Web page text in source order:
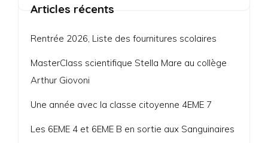
Articles récents
Rentrée 2026, Liste des fournitures scolaires
MasterClass scientifique Stella Mare au collège
Arthur Giovoni
Une année avec la classe citoyenne 4EME 7
Les 6EME 4 et 6EME B en sortie aux Sanguinaires